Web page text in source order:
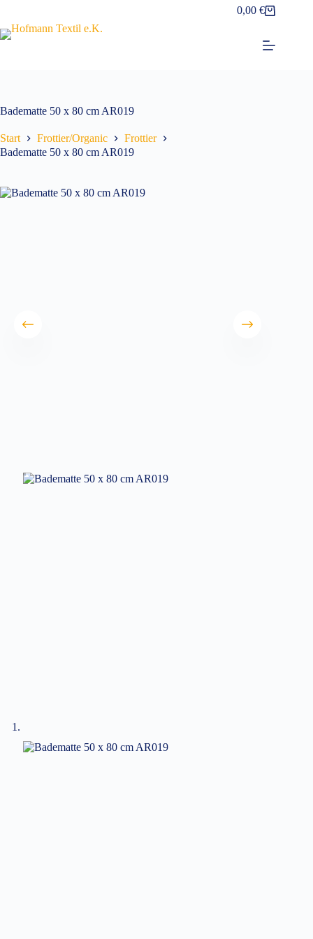
springen
Warenkorb
0,00€
Badematte 50 x 80 cm AR019
Start Frottier/Organic
Frottier
Badematte 50 x 80 cm AR019